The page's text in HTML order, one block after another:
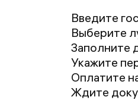
Введите
Выберите
Заполните
Укажите
Оплатите
Ждите